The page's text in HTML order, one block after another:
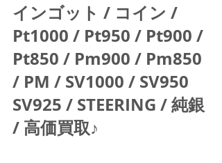
インゴット / コイン /
Pt1000 / Pt950 / Pt900 /
Pt850 / Pm900 / Pm850
/ PM / SV1000 / SV950
SV925 / STEERING / 純銀
/ 高価買取♪